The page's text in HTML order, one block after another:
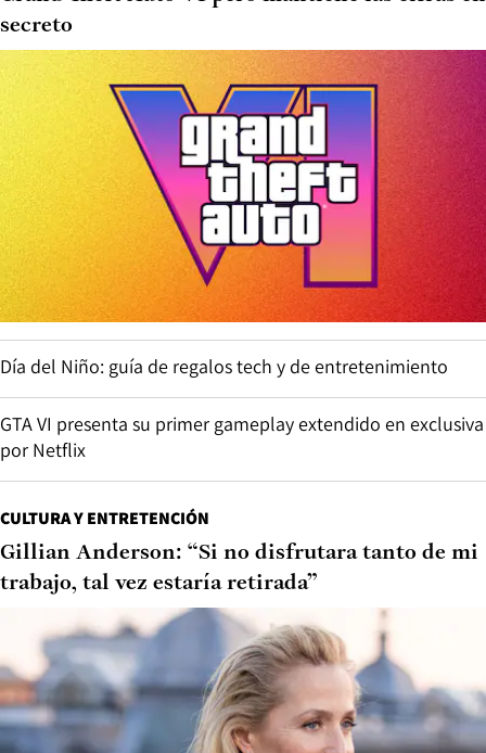
secreto
Día del Niño: guía de regalos tech y de entretenimiento
GTA VI presenta su primer gameplay extendido en exclusiva
por Netflix
CULTURA Y ENTRETENCIÓN
Gillian Anderson: “Si no disfrutara tanto de mi
trabajo, tal vez estaría retirada”